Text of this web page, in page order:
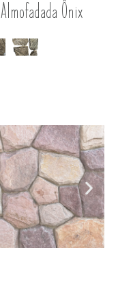
Almofadada Ônix